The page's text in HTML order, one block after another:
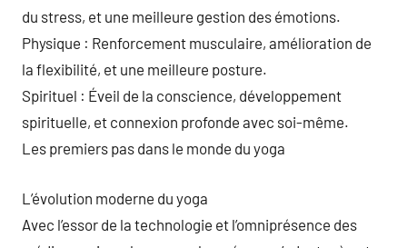
du stress, et une meilleure gestion des émotions.
Physique : Renforcement musculaire, amélioration de
la flexibilité, et une meilleure posture.
Spirituel : Éveil de la conscience, développement
spirituelle, et connexion profonde avec soi-même.
Les premiers pas dans le monde du yoga
L’évolution moderne du yoga
Avec l’essor de la technologie et l’omniprésence des